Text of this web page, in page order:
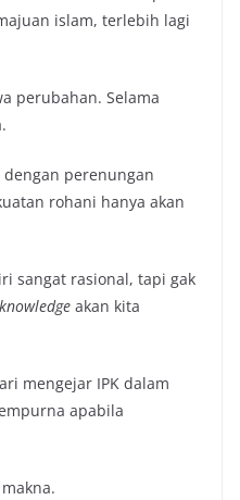
islam, terlebih lagi
perubahan. Selama
perenungan
rohani hanya akan
sangat rasional, tapi gak
akan kita
mengejar IPK dalam
apabila